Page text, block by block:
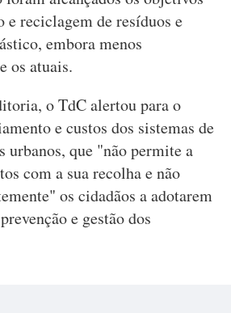
e reciclagem de resíduos e
embora menos
os atuais.
o TdC alertou para o
e custos dos sistemas de
urbanos, que "não permite a
com a sua recolha e não
os cidadãos a adotarem
e gestão dos